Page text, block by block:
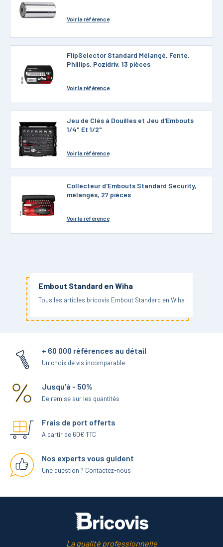
Voirla référence
FlipSelector Standard Mélangé, Fente,
Phillips, Pozidriv, 13 pièces
Voirla référence
Jeu de Clés à Douilles et Jeu d'Embouts
1/4" Et 1/2"
Voirla référence
Collecteur d'Embouts Standard Security,
mélangés, 27 pièces
Voirla référence
Embout Standard en Wiha
Tous les articles bricovis Embout Standard en Wiha
+ 60 000 références au détail
Un choix de vis incomparable
Jusqu'à - 50%
De remise sur les quantités
Frais de port offerts
A partir de 60€ TTC
Nos experts vous guident
Une question ? Contactez-nous
La qualité professionnelle